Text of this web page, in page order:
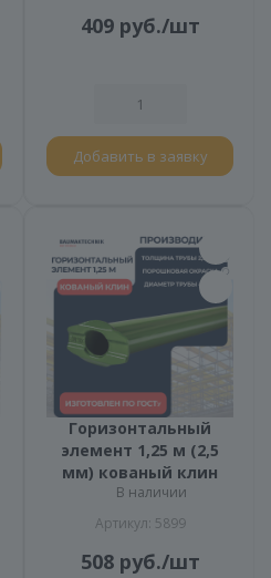
409руб./шт
Добавить в заявку
Горизонтальный
элемент 1,25 м (2,5
мм) кованый клин
В наличии
Артикул: 5899
508руб./шт